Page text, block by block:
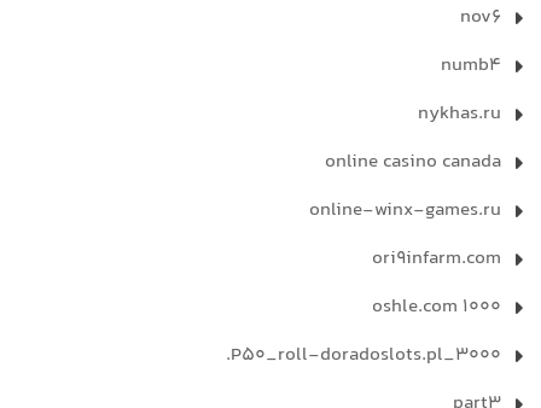
nov6
numb4
nykhas.ru
online casino canada
online-winx-games.ru
ori9infarm.com
oshle.com 1000
P50_roll-doradoslots.pl_3000.